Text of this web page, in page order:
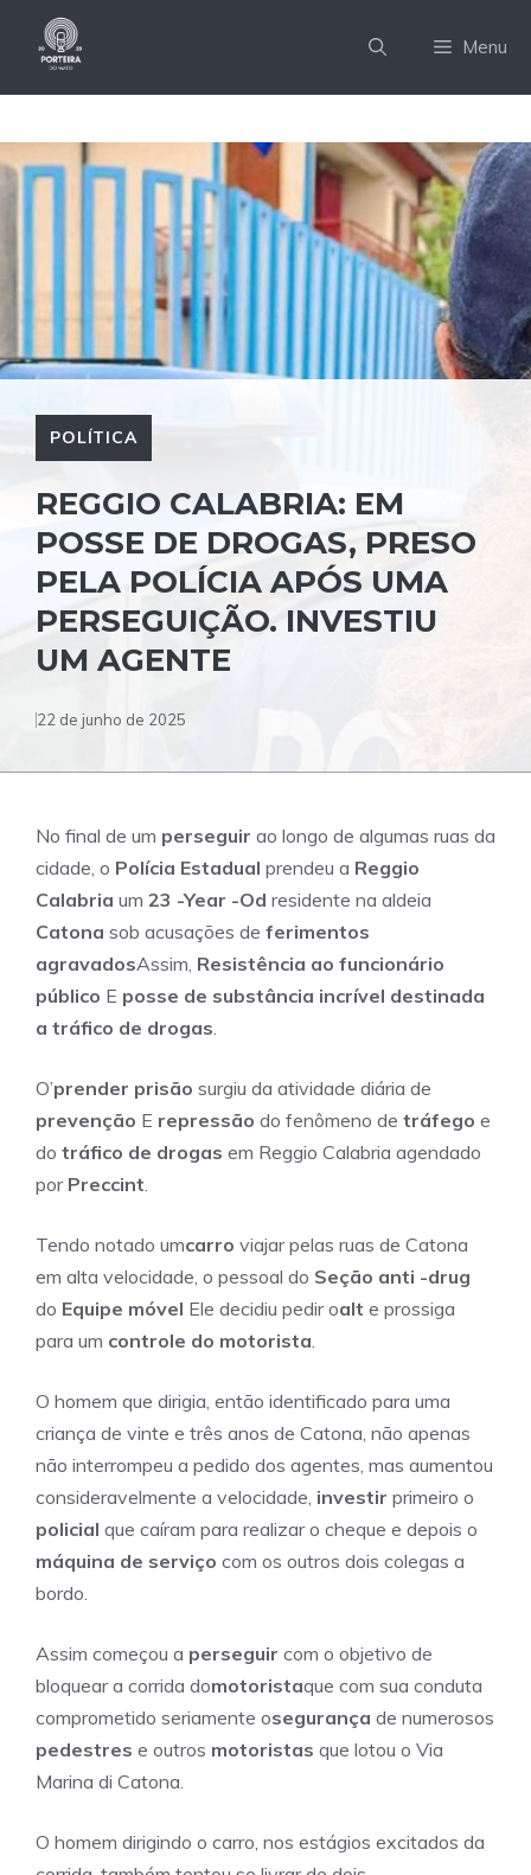
Menu
POLÍTICA
REGGIO CALABRIA: EM
POSSE DE DROGAS, PRESO
PELA POLÍCIA APÓS UMA
PERSEGUIÇÃO. INVESTIU
UM AGENTE
22 de junho de 2025
No final de um perseguir ao longo de algumas ruas da
cidade, o Polícia Estadual prendeu a Reggio
Calabria um 23 -Year -Od residente na aldeia
Catona sob acusações de ferimentos
agravadosAssim, Resistência ao funcionário
público E posse de substância incrível destinada
a tráfico de drogas.
O’prender prisão surgiu da atividade diária de
prevenção E repressão do fenômeno de tráfego e
do tráfico de drogas em Reggio Calabria agendado
por Preccint.
Tendo notado umcarro viajar pelas ruas de Catona
em alta velocidade, o pessoal do Seção anti -drug
do Equipe móvel Ele decidiu pedir oalt e prossiga
para um controle do motorista.
O homem que dirigia, então identificado para uma
criança de vinte e três anos de Catona, não apenas
não interrompeu a pedido dos agentes, mas aumentou
consideravelmente a velocidade, investir primeiro o
policial que caíram para realizar o cheque e depois o
máquina de serviço com os outros dois colegas a
bordo.
Assim começou a perseguir com o objetivo de
bloquear a corrida domotoristaque com sua conduta
comprometido seriamente osegurança de numerosos
pedestres e outros motoristas que lotou o Via
Marina di Catona.
O homem dirigindo o carro, nos estágios excitados da